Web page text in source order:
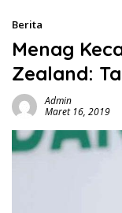
Berita
Menag
Zealand:
Admin
Maret 16, 2019